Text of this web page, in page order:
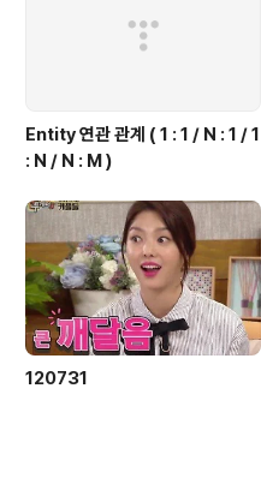
Entity 연관 관계 ( 1 : 1 / N : 1 / 1
: N / N : M )
120731